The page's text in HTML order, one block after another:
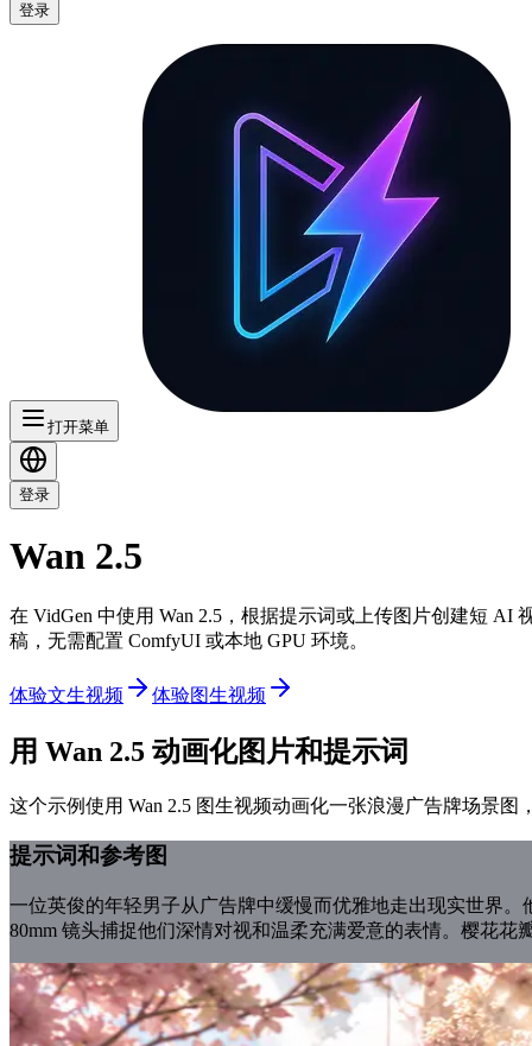
登录
打开菜单
登录
Wan 2.5
在 VidGen 中使用 Wan 2.5，根据提示词或上传图片创建短 AI
稿，无需配置 ComfyUI 或本地 GPU 环境。
体验文生视频 体验图生视频
用 Wan 2.5 动画化图片和提示词
这个示例使用 Wan 2.5 图生视频动画化一张浪漫广告牌场景
提示词和参考图
一位英俊的年轻男子从广告牌中缓慢而优雅地走出现实世界
80mm 镜头捕捉他们深情对视和温柔充满爱意的表情。樱花